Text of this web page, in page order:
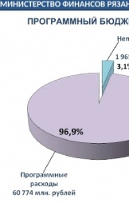
Перейти к основному